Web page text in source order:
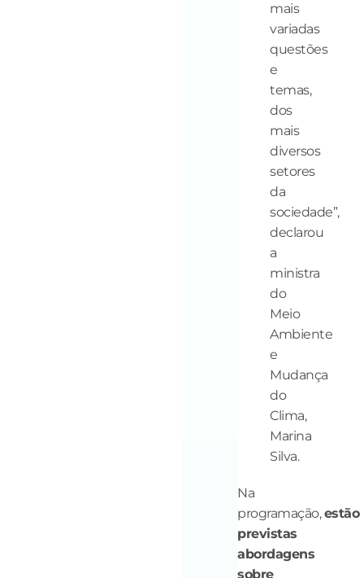
mais
variadas
questões
e
temas,
dos
mais
diversos
setores
da
sociedade”,
declarou
a
ministra
do
Meio
Ambiente
e
Mudança
do
Clima,
Marina
Silva.
Na
programação,estão
previstas
abordagens
sobre